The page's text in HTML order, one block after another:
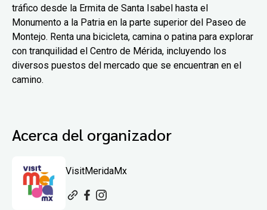
tráfico desde la Ermita de Santa Isabel hasta el
Monumento a la Patria en la parte superior del Paseo de
Montejo. Renta una bicicleta, camina o patina para explorar
con tranquilidad el Centro de Mérida, incluyendo los
diversos puestos del mercado que se encuentran en el
camino.
Acerca del organizador
VisitMeridaMx